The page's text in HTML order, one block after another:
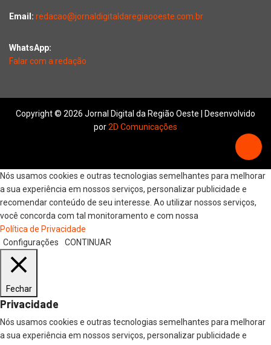
Email: redacao@jornaldigitaldaregiaooeste.com.br
WhatsApp:
Falar com a redação
Copyright © 2026 Jornal Digital da Região Oeste | Desenvolvido
por2D Comunicações
Nós usamos cookies e outras tecnologias semelhantes para melhorar
a sua experiência em nossos serviços, personalizar publicidade e
recomendar conteúdo de seu interesse. Ao utilizar nossos serviços,
você concorda com tal monitoramento e com nossa
Política de Privacidade
Configurações
CONTINUAR
Fechar
Privacidade
Nós usamos cookies e outras tecnologias semelhantes para melhorar
a sua experiência em nossos serviços, personalizar publicidade e